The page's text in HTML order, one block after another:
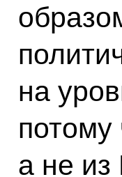
на
потому
а не из